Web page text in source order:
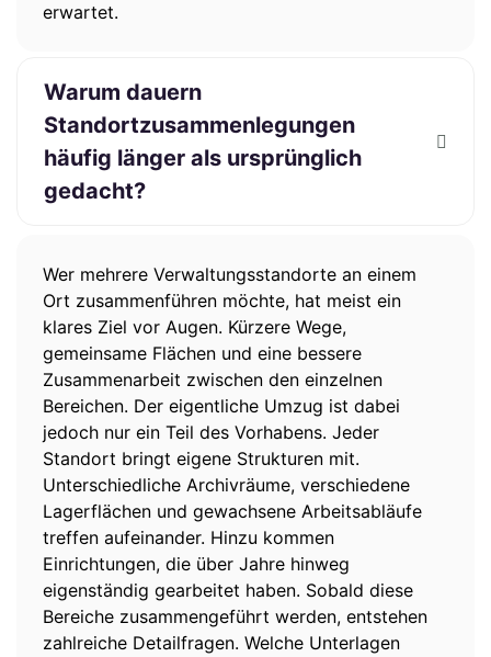
erwartet.
Warum dauern
Standortzusammenlegungen
häufig länger als ursprünglich
gedacht?
Wer mehrere Verwaltungsstandorte an einem
Ort zusammenführen möchte, hat meist ein
klares Ziel vor Augen. Kürzere Wege,
gemeinsame Flächen und eine bessere
Zusammenarbeit zwischen den einzelnen
Bereichen. Der eigentliche Umzug ist dabei
jedoch nur ein Teil des Vorhabens. Jeder
Standort bringt eigene Strukturen mit.
Unterschiedliche Archivräume, verschiedene
Lagerflächen und gewachsene Arbeitsabläufe
treffen aufeinander. Hinzu kommen
Einrichtungen, die über Jahre hinweg
eigenständig gearbeitet haben. Sobald diese
Bereiche zusammengeführt werden, entstehen
zahlreiche Detailfragen. Welche Unterlagen